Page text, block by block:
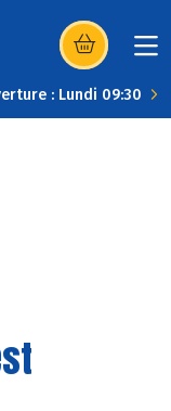
(s’ouvre dans
: Lundi 09:30